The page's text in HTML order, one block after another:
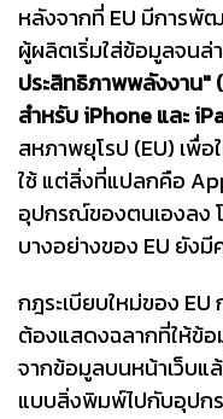
หลังจากที่ EU มีการพั
ผู้ผลิตเริ่มใส่ข้อมูลจนล่
ประสิทธิภาพพลังงาน"
สำหรับ iPhone และ
สหภาพยุโรป (EU) เพื่อ
ใช้ แต่สิ่งที่แปลกคือ
อุปกรณ์ของตนเองลง
บางอย่างของ EU ยังมี
กฎระเบียบใหม่ของ
ต้องแสดงฉลากที่ให้ข้
จากข้อมูลบนหน้าเว็บแ
แบบสิ่งพิมพ์ไปกับอุปก